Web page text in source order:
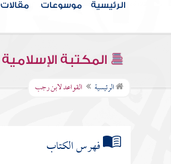
الرئيسية موسوعات مقالات
المكتبة الإسلامية
الرئيسية القواعد لابن رجب
فهرس الكتاب